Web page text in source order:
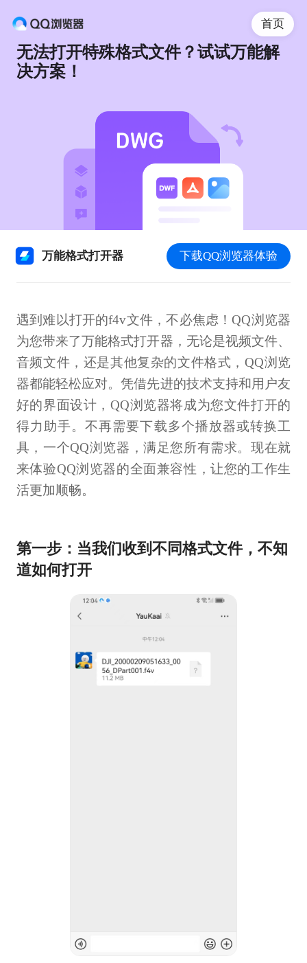
无法打开特殊格式文件？试试万能解
决方案！
首页
万能格式打开器 下载QQ浏览器体验
遇到难以打开的f4v文件，不必焦虑！QQ浏览器
为您带来了万能格式打开器，无论是视频文件、
音频文件，还是其他复杂的文件格式，QQ浏览
器都能轻松应对。凭借先进的技术支持和用户友
好的界面设计，QQ浏览器将成为您文件打开的
得力助手。不再需要下载多个播放器或转换工
具，一个QQ浏览器，满足您所有需求。现在就
来体验QQ浏览器的全面兼容性，让您的工作生
活更加顺畅。
第一步：当我们收到不同格式文件，不知
道如何打开